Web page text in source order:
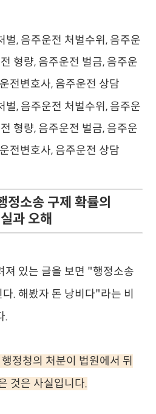
정소송 구제 확률의
과 오해
져 있는 글을 보면 "행정소송
. 해봤자 돈 낭비다"라는 비
.
정청의 처분이 법원에서 뒤
것은 사실입니다.